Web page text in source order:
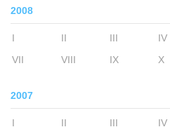
2008
I II III IV
VII
VIII IX X
2007
I II III IV